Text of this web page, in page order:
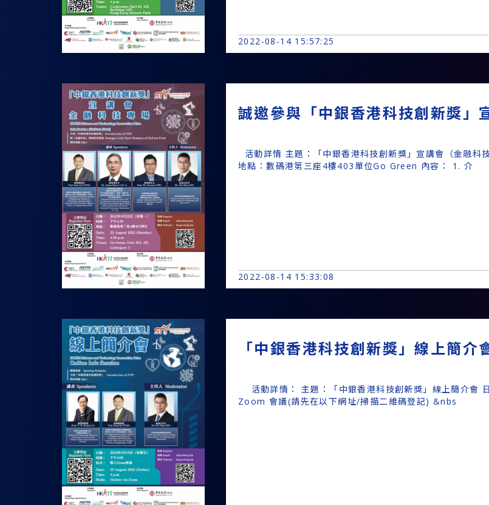
2022-08-14 15:57:25
誠邀參與「中銀香港科技創新獎」
活動詳情 主題：「中銀香港科技創新獎」宣講會（金融
地點：數碼港第三座4樓403單位Go Green 內容： 1. 介
2022-08-14 15:33:08
「中銀香港科技創新獎」線上簡
活動詳情： 主題：「中銀香港科技創新獎」線上簡介會
Zoom 會議(請先在以下網址/掃描二維碼登記) &nbs